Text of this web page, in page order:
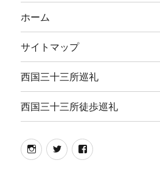
ホーム
サイトマップ
西国三十三所巡礼
西国三十三所徒歩巡礼
instagram
twitterfacebook